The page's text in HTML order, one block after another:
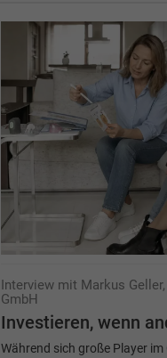
Interview mit Markus
GmbH
Investieren, wenn
Während sich große Player